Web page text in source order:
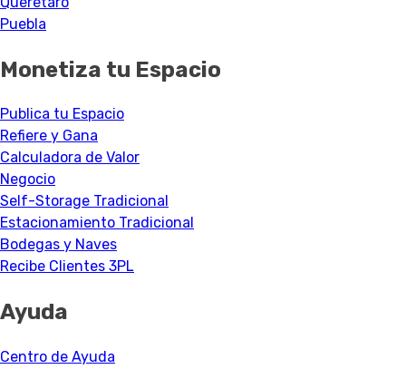
Puebla
Monetiza tu Espacio
Publica tu Espacio
Refiere y Gana
Calculadora de Valor
Negocio
Self-Storage Tradicional
Estacionamiento Tradicional
Bodegas y Naves
Recibe Clientes 3PL
Ayuda
Centro de Ayuda